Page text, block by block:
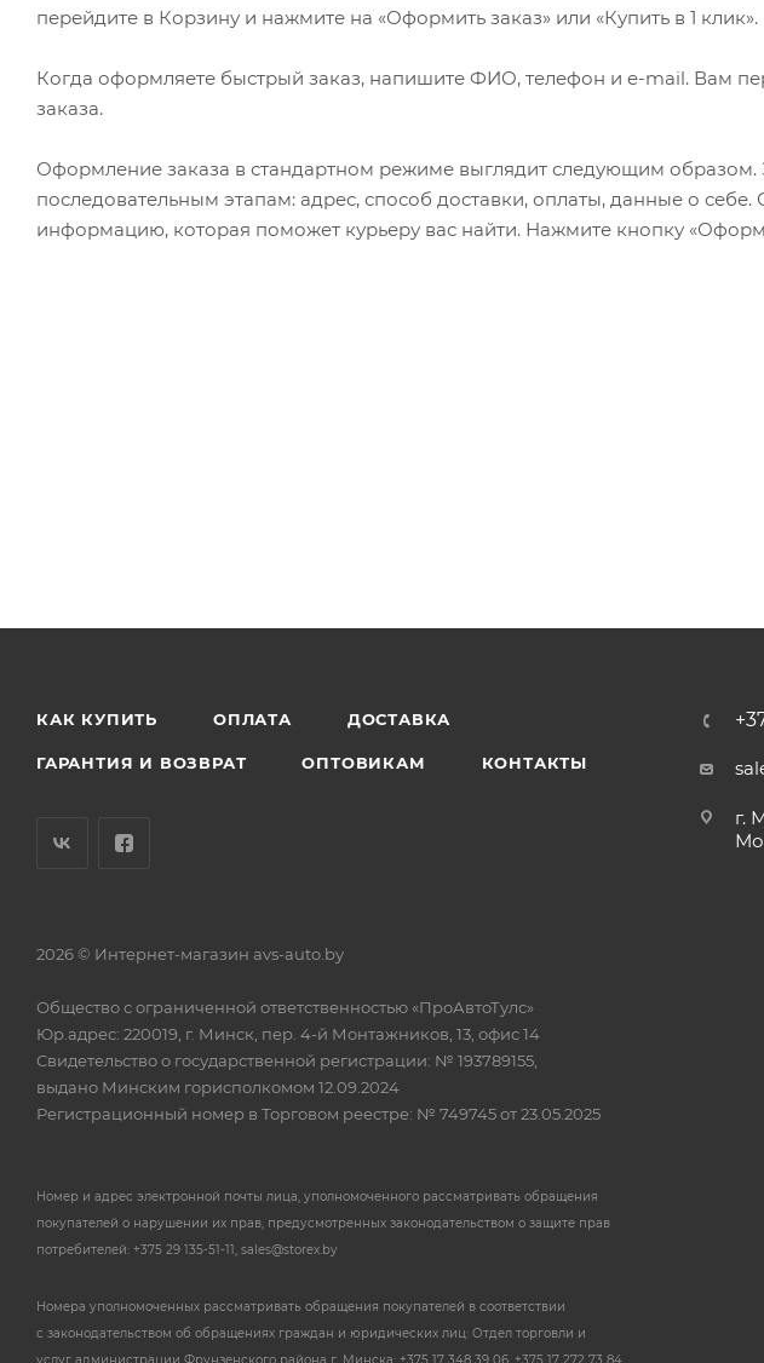
перейдите в Корзину и нажмите на «Оформить заказ» или «Купить в 1 клик».
Когда оформляете быстрый заказ, напишите ФИО, телефон и e-mail. Вам
заказа.
Оформление заказа в стандартном режиме выглядит следующим
последовательным этапам: адрес, способ доставки, оплаты, данные о
информацию, которая поможет курьеру вас найти. Нажмите кнопку
КАК КУПИТЬ ОПЛАТА ДОСТАВКА
ГАРАНТИЯ И ВОЗВРАТ ОПТОВИКАМ КОНТАКТЫ
г.
2026 © Интернет-магазин avs-auto.by
Общество с ограниченной ответственностью «ПроАвтоТулс»
Юр.адрес: 220019, г. Минск, пер. 4-й Монтажников, 13, офис 14
Свидетельство о государственной регистрации: № 193789155,
выдано Минским горисполкомом 12.09.2024
Регистрационный номер в Торговом реестре: № 749745 от 23.05.2025
Номер и адрес электронной почты лица, уполномоченного рассматривать обращения
покупателей о нарушении их прав, предусмотренных законодательством о защите прав
потребителей: +375 29 135-51-11, sales@storex.by
Номера уполномоченных рассматривать обращения покупателей в соответствии
с законодательством об обращениях граждан и юридических лиц: Отдел торговли и